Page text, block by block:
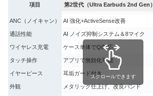
項目 第2世代（Ultra Earbuds 2nd Gen）
ANC（ノイキャン） AI 強化+ActiveSense改善
通話性能 AI ノイズ抑制システム＆8マイク
ワイヤレス充電 ケース単体でQi対応
タッチ操作 アプリで無効化可能
イヤーピース 耳垢ガード付き
外観 メタリック仕上げ、改良バンド
スクロールできます